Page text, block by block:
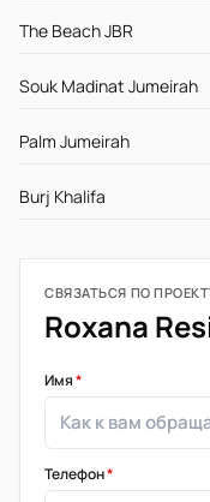
The Beach JBR
Souk Madinat Jumeirah
Palm Jumeirah
Burj Khalifa
СВЯЗАТЬСЯ ПО
Roxana
Имя*
Телефон*